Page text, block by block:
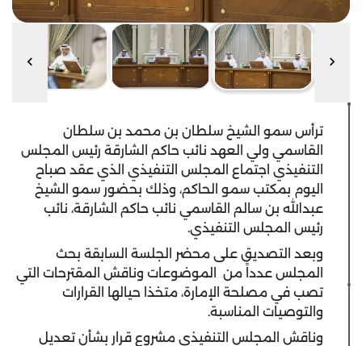
ترأس سمو الشيخ سلطان بن محمد بن سلطان
القاسمي ولي العهد نائب حاكم الشارقة رئيس المجلس
التنفيذي اجتماع المجلس التنفيذي الذي عقد صباح
اليوم بمكتب سمو الحاكم، وذلك بحضور سمو الشيخ
عبدالله بن سالم القاسمي نائب حاكم الشارقة، نائب
رئيس المجلس التنفيذي.
وبعد التصديق على محضر الجلسة السابقة بحث
المجلس عدداً من الموضوعات وناقش المقترحات التي
تصب في مصلحة الإمارة، متخذا حيالها القرارات
والتوصيات المناسبة.
وناقش المجلس التنفيذي مشروع قرار بشأن تعديل